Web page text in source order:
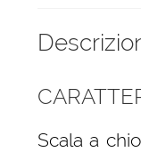
Scala a